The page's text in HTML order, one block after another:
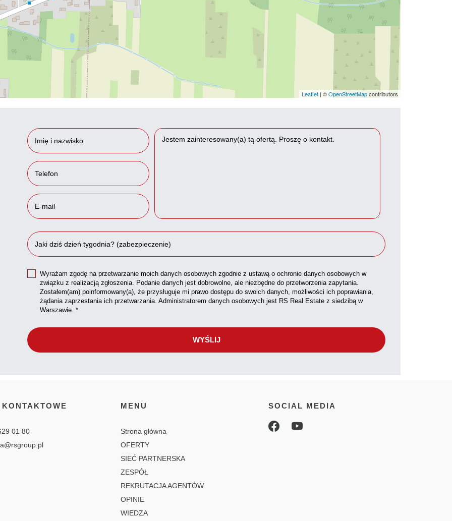
Leaflet | ©OpenStreetMapcontributors
Wyrażam zgodę na przetwarzanie moich danych osobowych zgodnie z ustawą o ochronie danych osobowych w
związku z realizacją zgłoszenia. Podanie danych jest dobrowolne, ale niezbędne do przetworzenia zapytania.
Zostałem(am) poinformowany(a), że przysługuje mi prawo dostępu do swoich danych, możliwości ich poprawiania,
żądania zaprzestania ich przetwarzania. Administratorem danych osobowych jest RS Real Estate z siedzibą w
Warszawie. *
01 80
MENU
Strona główna
OFERTY
SIEĆ PARTNERSKA
ZESPÓŁ
REKRUTACJA AGENTÓW
OPINIE
WIEDZA
SOCIAL MEDIA